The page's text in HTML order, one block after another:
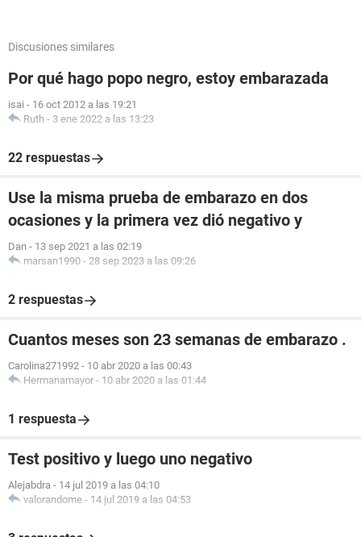
Discusiones similares
Por qué hago popo negro, estoy embarazada
isai - 16 oct 2012 a las 19:21
Ruth - 3 ene 2022 a las 13:23
22 respuestas
Use la misma prueba de embarazo en dos
ocasiones y la primera vez dió negativo y
Dan - 13 sep 2021 a las 02:19
marsan1990 - 28 sep 2023 a las 09:26
2 respuestas
Cuantos meses son 23 semanas de embarazo .
Carolina271992 - 10 abr 2020 a las 00:43
Hermanamayor - 10 abr 2020 a las 01:44
1 respuesta
Test positivo y luego uno negativo
Alejabdra - 14 jul 2019 a las 04:10
valorandome - 14 jul 2019 a las 04:53